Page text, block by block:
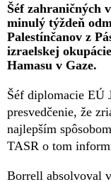
Šéf zahraničných
minulý týždeň
Palestínčanov z
izraelskej
Hamasu v Gaze.
Šéf diplomacie EÚ
presvedčenie, že
najlepším
TASR o tom
Borrell absolvoval